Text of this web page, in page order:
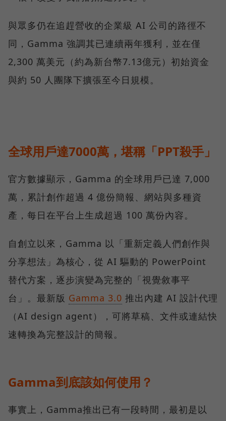
與眾多仍在追趕營收的企業級 AI 公司的路徑不
同，Gamma 強調其已連續兩年獲利，並在僅
2,300 萬美元（約為新台幣7.13億元）初始資金
與約 50 人團隊下擴張至今日規模。
全球用戶達7000萬，堪稱「PPT殺手」
官方數據顯示，Gamma 的全球用戶已達 7,000
萬，累計創作超過 4 億份簡報、網站與多種資
產，每日在平台上生成超過 100 萬份內容。
自創立以來，Gamma 以「重新定義人們創作與
分享想法」為核心，從 AI 驅動的 PowerPoint
替代方案，逐步演變為完整的「視覺敘事平
台」。最新版 Gamma 3.0 推出內建 AI 設計代理
（AI design agent），可將草稿、文件或連結快
速轉換為完整設計的簡報。
Gamma到底該如何使用？
事實上，Gamma推出已有一段時間，最初是以